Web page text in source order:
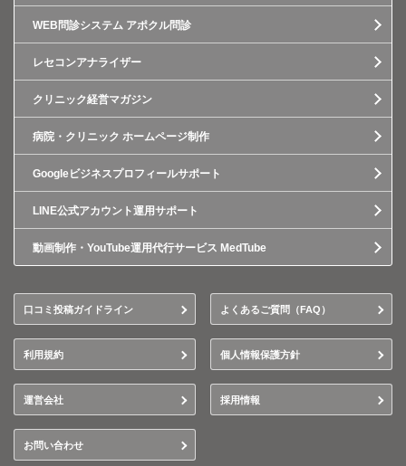
WEB問診システム アポクル問診
レセコンアナライザー
クリニック経営マガジン
病院・クリニック ホームページ制作
Googleビジネスプロフィールサポート
LINE公式アカウント運用サポート
動画制作・YouTube運用代行サービス MedTube
口コミ投稿ガイドライン よくあるご質問（FAQ）
利用規約 個人情報保護方針
運営会社 採用情報
お問い合わせ